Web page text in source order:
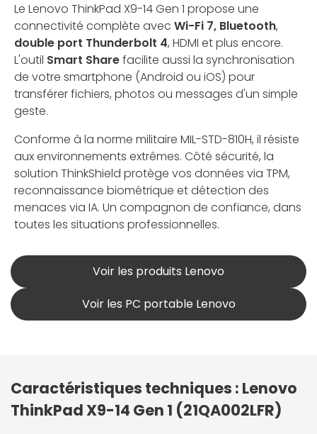
Le Lenovo ThinkPad X9-14 Gen 1 propose une
connectivité complète avec Wi-Fi 7, Bluetooth,
double port Thunderbolt 4, HDMI et plus encore.
L'outil Smart Sharefacilite aussi la synchronisation
de votre smartphone (Android ou iOS) pour
transférer fichiers, photos ou messages d'un simple
geste.
Conforme à la norme militaire MIL-STD-810H, il résiste
aux environnements extrêmes. Côté sécurité, la
solution ThinkShield protège vos données via TPM,
reconnaissance biométrique et détection des
menaces via IA. Un compagnon de confiance, dans
toutes les situations professionnelles.
Voir les produits Lenovo
Voir les PC portable Lenovo
Caractéristiques techniques : Lenovo
ThinkPad X9-14 Gen 1 (21QA002LFR)